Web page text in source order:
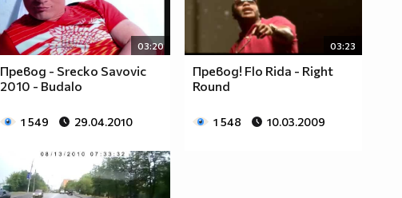
03:20
Превод - Srecko Savovic
2010 - Budalo
1 549 29.04.2010
03:23
Превод! Flo Rida - Right
Round
1 548 10.03.2009